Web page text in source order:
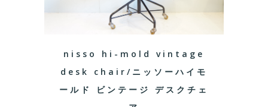
nisso hi-mold vintage
desk chair/ニッソーハイモ
ールド ビンテージ デスクチェ